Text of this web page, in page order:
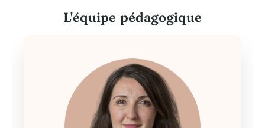
L'équipe pédagogique